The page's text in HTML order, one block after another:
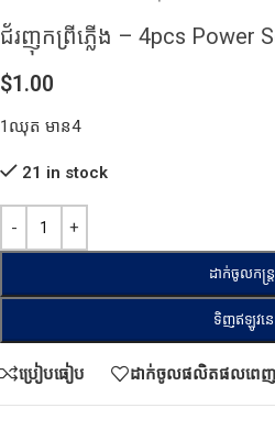
ជ័រញុកព្រីភ្លេីង​ – 4pcs Power
$1.00
1ឈុត មាន4
21 in stock
ដាក់ចូលកន្ត្
ទិញឥឡូវនេ
ប្រៀបធៀប ដាក់ចូលផលិតផលពេញ